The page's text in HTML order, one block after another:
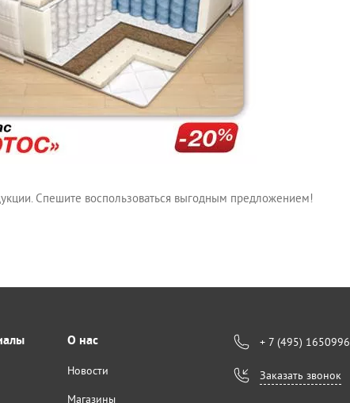
Спешите воспользоваться выгодным предложением!
О нас
Новости
Магазины
+ 7 (495) 1650996
Заказать звонок